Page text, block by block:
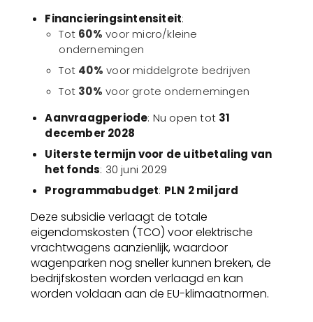
Financieringsintensiteit:
Tot 60% voor micro/kleine
ondernemingen
Tot 40% voor middelgrote bedrijven
Tot 30% voor grote ondernemingen
Aanvraagperiode: Nu open tot 31
december 2028
Uiterste termijn voor de uitbetaling van
het fonds: 30 juni 2029
Programmabudget: PLN 2 miljard
Deze subsidie verlaagt de totale
eigendomskosten (TCO) voor elektrische
vrachtwagens aanzienlijk, waardoor
wagenparken nog sneller kunnen breken, de
bedrijfskosten worden verlaagd en kan
worden voldaan aan de EU-klimaatnormen.